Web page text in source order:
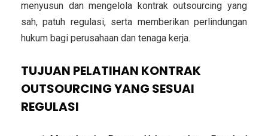
menyusun dan mengelola kontrak outsourcing yang
sah, patuh regulasi, serta memberikan perlindungan
hukum bagi perusahaan dan tenaga kerja.
TUJUAN PELATIHAN KONTRAK
OUTSOURCING YANG SESUAI
REGULASI